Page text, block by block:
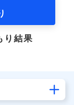
り結果